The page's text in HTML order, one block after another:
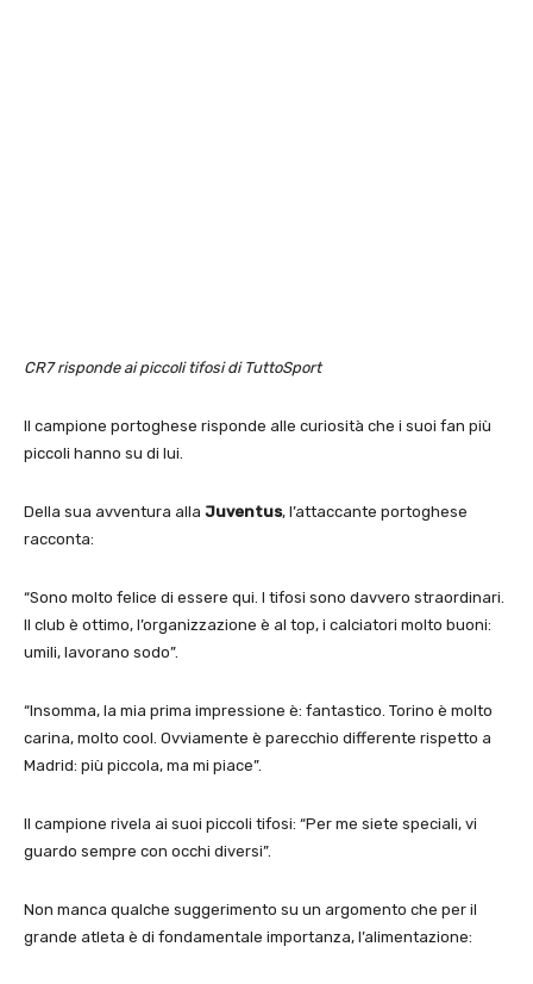
CR7 risponde ai piccoli tifosi di TuttoSport
Il campione portoghese risponde alle curiosità che i suoi fan più
piccoli hanno su di lui.
Della sua avventura alla Juventus, l’attaccante portoghese
racconta:
“Sono molto felice di essere qui. I tifosi sono davvero straordinari.
Il club è ottimo, l’organizzazione è al top, i calciatori molto buoni:
umili, lavorano sodo”.
“Insomma, la mia prima impressione è: fantastico. Torino è molto
carina, molto cool. Ovviamente è parecchio differente rispetto a
Madrid: più piccola, ma mi piace”.
Il campione rivela ai suoi piccoli tifosi: “Per me siete speciali, vi
guardo sempre con occhi diversi”.
Non manca qualche suggerimento su un argomento che per il
grande atleta è di fondamentale importanza, l’alimentazione: